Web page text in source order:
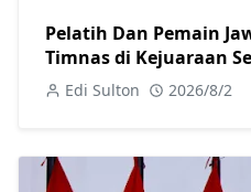
Pelatih Dan Pemain
Timnas di Kejuaraan
Internasional
Edi Sulton 2026/8/2